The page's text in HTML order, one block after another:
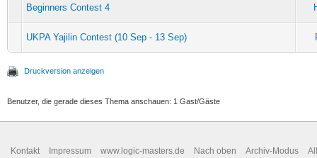
Beginners Contest 4
UKPA Yajilin Contest (10 Sep - 13 Sep)
Druckversion anzeigen
Benutzer, die gerade dieses Thema anschauen: 1 Gast/Gäste
Kontakt Impressum www.logic-masters.de Nach oben Archiv-Modus